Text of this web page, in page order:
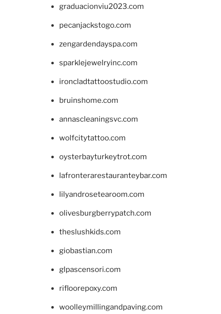
graduacionviu2023.com
pecanjackstogo.com
zengardendayspa.com
sparklejewelryinc.com
ironcladtattoostudio.com
bruinshome.com
annascleaningsvc.com
wolfcitytattoo.com
oysterbayturkeytrot.com
lafronterarestauranteybar.com
lilyandrosetearoom.com
olivesburgberrypatch.com
theslushkids.com
giobastian.com
glpascensori.com
rifloorepoxy.com
woolleymillingandpaving.com